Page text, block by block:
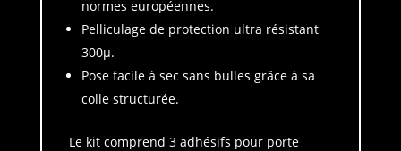
normes européennes.
Pelliculage de protection ultra résistant
300µ.
Pose facile à sec sans bulles grâce à sa
colle structurée.
Le kit comprend 3 adhésifs pour porte